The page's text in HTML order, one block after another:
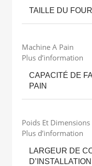
TAILLE DU FOUR
Machine A Pain
Plus d’information
CAPACITÉ DE
PAIN
Poids Et Dimensions
Plus d’information
LARGEUR DE
D’INSTALLATION